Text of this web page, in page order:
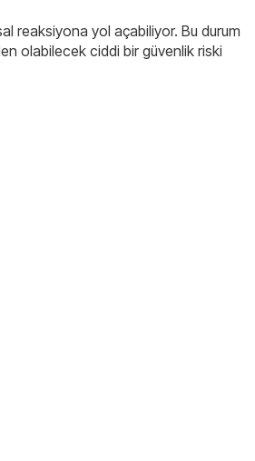
reaksiyona yol açabiliyor. Bu durum
olabilecek ciddi bir güvenlik riski